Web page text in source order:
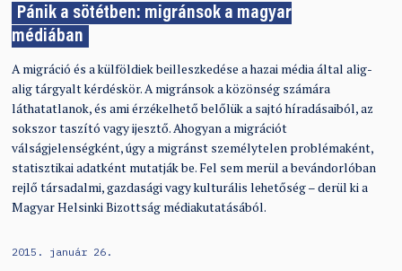
Pánik a sötétben: migránsok a magyar
médiában
A migráció és a külföldiek beilleszkedése a hazai média által alig-
alig tárgyalt kérdéskör. A migránsok a közönség számára
láthatatlanok, és ami érzékelhető belőlük a sajtó híradásaiból, az
sokszor taszító vagy ijesztő. Ahogyan a migrációt
válságjelenségként, úgy a migránst személytelen problémaként,
statisztikai adatként mutatják be. Fel sem merül a bevándorlóban
rejlő társadalmi, gazdasági vagy kulturális lehetőség – derül ki a
Magyar Helsinki Bizottság médiakutatásából.
2015. január 26.